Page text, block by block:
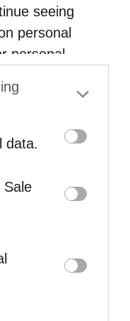
seeing
personal
personal
opt-out
the IAB’s list
This
by us to
of
data.
Sale
την